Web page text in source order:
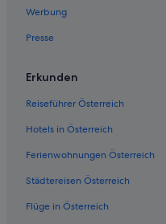
Cottages in Lassing
Günstige in Lassing
Pensionen in Lassing
Ferienwohnungen in Liezen
Ferienwohnungen in Liezen
B&B in Liezen
Werbung
Presse
Erkunden
Reiseführer Österreich
Hotels in Österreich
Ferienwohnungen Österreich
Städtereisen Österreich
Flüge in Österreich